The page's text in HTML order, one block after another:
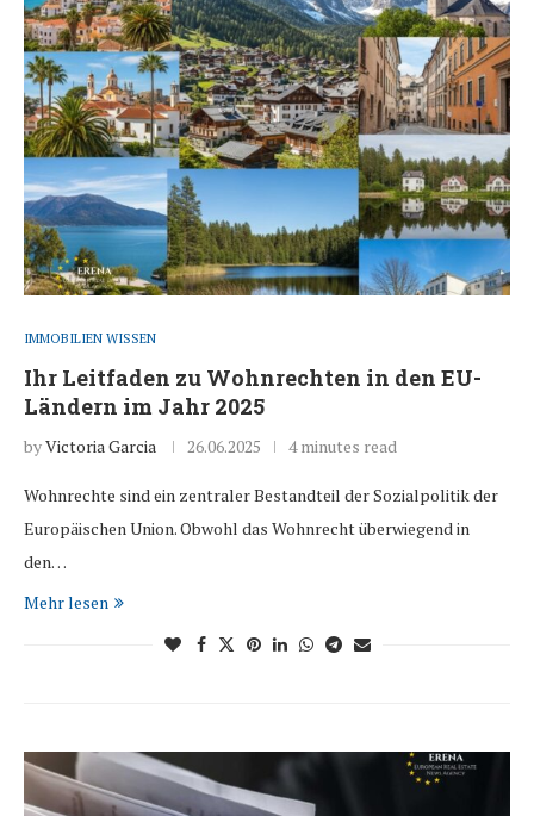
IMMOBILIEN WISSEN
Ihr Leitfaden zu Wohnrechten in den EU-
Ländern im Jahr 2025
byVictoria Garcia 26.06.2025 4 minutes read
Wohnrechte sind ein zentraler Bestandteil der Sozialpolitik der
Europäischen Union. Obwohl das Wohnrecht überwiegend in
den…
Mehr lesen